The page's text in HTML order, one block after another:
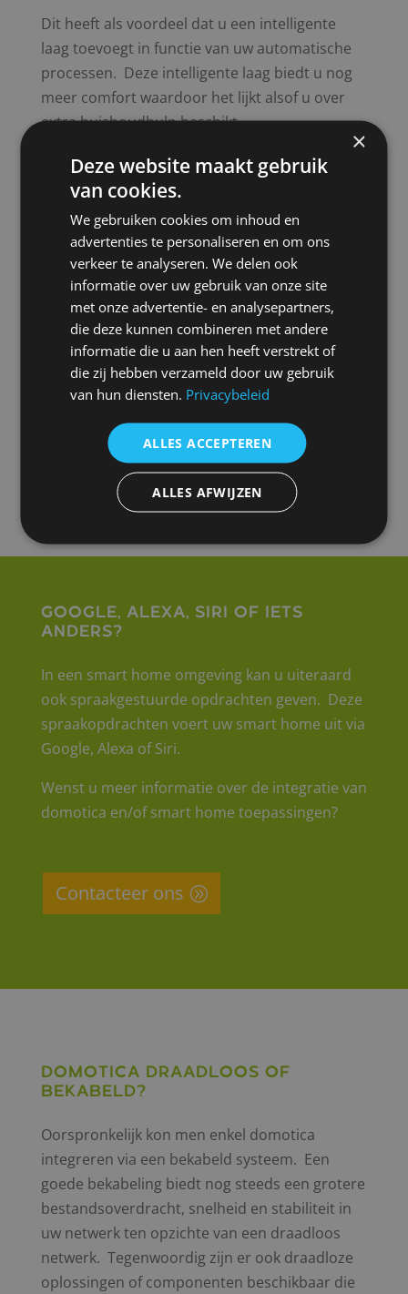
Dit heeft als voordeel dat u een intelligente
laag toevoegt in functie van uw automatische
processen. Deze intelligente laag biedt u nog
meer comfort waardoor het lijkt alsof u over
extra huishoudhulp beschikt.
Ook op het gebied van beveiliging biedt een
smart home vele toepassingen. Wanneer uw
beveiligingscamera een onbekend persoon aan
de voordeur registreert, waarschuwt deze
camera alle andere camera’s in uw netwerk en
volgen zij deze persoon zo lang die zich rond
uw woning of kantoor begeeft. Ondertussen
ontvangt u een melding op uw smartphone,
kan u de camerabeelden bekijken en
desgewenst iemand contacteren om
polshoogte te komen nemen.
Een smart home maakt van uw huis een
woning van de toekomst.
Google, Alexa, Siri of iets
anders?
In een smart home omgeving kan u uiteraard
ook spraakgestuurde opdrachten geven. Deze
spraakopdrachten voert uw smart home uit via
Google, Alexa of Siri.
Wenst u meer informatie over de integratie van
domotica en/of smart home toepassingen?
Contacteer ons
Domotica draadloos of
bekabeld?
Oorspronkelijk kon men enkel domotica
integreren via een bekabeld systeem. Een
goede bekabeling biedt nog steeds een grotere
bestandsoverdracht, snelheid en stabiliteit in
uw netwerk ten opzichte van een draadloos
netwerk. Tegenwoordig zijn er ook draadloze
oplossingen of componenten beschikbaar die
×
Deze website maakt gebruik
van cookies.
We gebruiken cookies om inhoud en
advertenties te personaliseren en om ons
verkeer te analyseren. We delen ook
informatie over uw gebruik van onze site
met onze advertentie- en analysepartners,
die deze kunnen combineren met andere
informatie die u aan hen heeft verstrekt of
die zij hebben verzameld door uw gebruik
van hun diensten. Privacybeleid
ALLES ACCEPTEREN
ALLES AFWIJZEN